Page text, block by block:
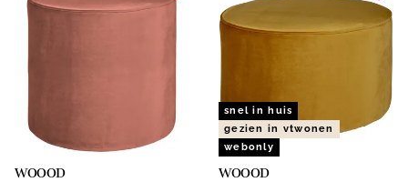
WOOOD
snel in huis
gezien in vtwonen
webonly
WOOOD